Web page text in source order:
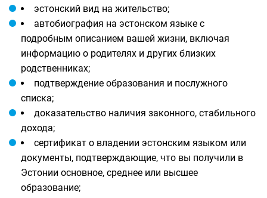
эстонский вид на жительство;
автобиография на эстонском языке с
подробным описанием вашей жизни, включая
информацию о родителях и других близких
родственниках;
подтверждение образования и послужного
списка;
доказательство наличия законного, стабильного
дохода;
сертификат о владении эстонским языком или
документы, подтверждающие, что вы получили в
Эстонии основное, среднее или высшее
образование;